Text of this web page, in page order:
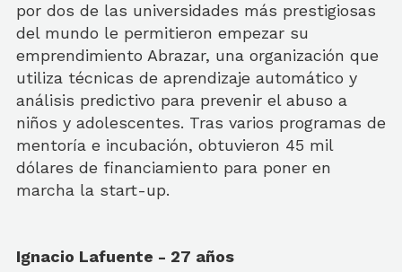
por dos de las universidades más prestigiosas
del mundo le permitieron empezar su
emprendimiento Abrazar, una organización que
utiliza técnicas de aprendizaje automático y
análisis predictivo para prevenir el abuso a
niños y adolescentes. Tras varios programas de
mentoría e incubación, obtuvieron 45 mil
dólares de financiamiento para poner en
marcha la start-up.
Ignacio Lafuente - 27 años